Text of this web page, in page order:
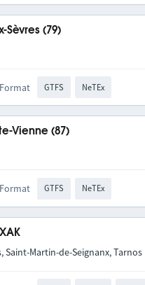
Sèvres (79)
Format GTFS NeTEx
Vienne (87)
Format GTFS NeTEx
Saint-Martin-de-Seignanx, Tarnos